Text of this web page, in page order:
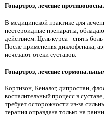
Гонартроз, лечение
В медицинской практике для
нестероидные препараты,
действием. Цель курса - снять
После применения диклофенака,
исчезают отеки суставов.
Гонартроз, лечение
Кортизон, Кеналог, дипроспан,
воспалительный процесс в
требует осторожности из-за
терапия оправдана только на